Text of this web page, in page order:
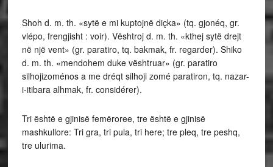
Shoh d. m. th. «sytë e mi kuptojnë diçka» (tq. gjonéq, gr.
vlépo, frengjisht : voir). Vështroj d. m. th. «kthej sytë drejt
në një vent» (gr. paratiro, tq. bakmak, fr. regarder). Shiko
d. m. th. «mendohem duke vështruar» (gr. paratiro
silhojizoménos a me dréqt silhoji zomé paratiron, tq. nazar-
i-itibara alhmak, fr. considérer).
Tri është e gjinisë femëroree, tre është e gjinisë
mashkullore: Tri gra, tri pula, tri here; tre pleq, tre peshq,
tre ulurima.